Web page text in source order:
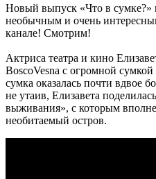
Новый выпуск «Что в
необычным и очень
канале! Смотрим!
Актриса театра и кино
BoscoVesna с огромной сумкой
сумка оказалась почти вдвое
не утаив, Елизавета
выживания», с которым
необитаемый остров.